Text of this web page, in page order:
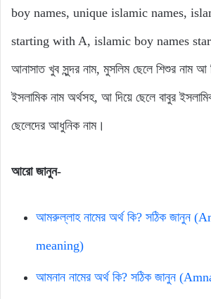
boy names, unique islamic names,
starting with A, islamic boy names
আনাসাত খুব সুন্দর নাম, মুসলিম ছেলে শিশুর নাম আ
ইসলামিক নাম অর্থসহ, আ দিয়ে ছেলে বাবুর
ছেলেদের আধুনিক নাম।
আরো জানুন-
আমরুল্লাহ নামের অর্থ কি? সঠিক জানুন
meaning)
আমনান নামের অর্থ কি? সঠিক জানুন